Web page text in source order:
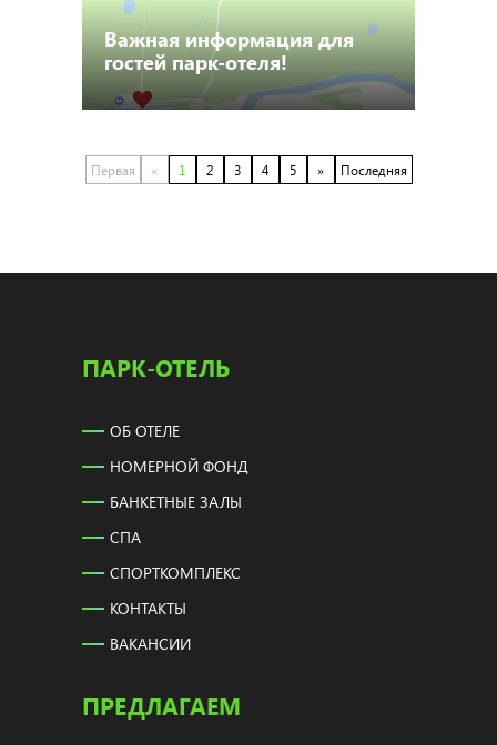
Важная информация для
гостей парк-отеля!
Первая « 1 2 3 4 5 » Последняя
ПАРК-ОТЕЛЬ
ОБ ОТЕЛЕ
НОМЕРНОЙ ФОНД
БАНКЕТНЫЕ ЗАЛЫ
СПА
СПОРТКОМПЛЕКС
КОНТАКТЫ
ВАКАНСИИ
ПРЕДЛАГАЕМ